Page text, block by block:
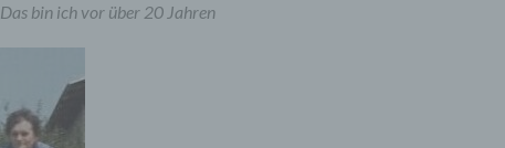
Das bin ich vor über 20 Jahren